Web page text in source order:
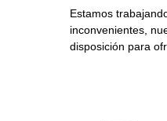
Estamos
inconvenientes,
disposición para